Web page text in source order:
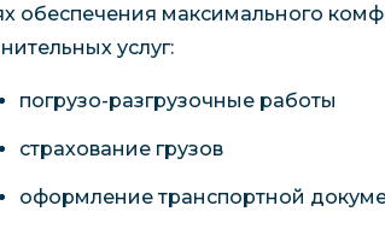
обеспечения максимального
услуг:
погрузо-разгрузочные работы
страхование грузов
оформление транспортной